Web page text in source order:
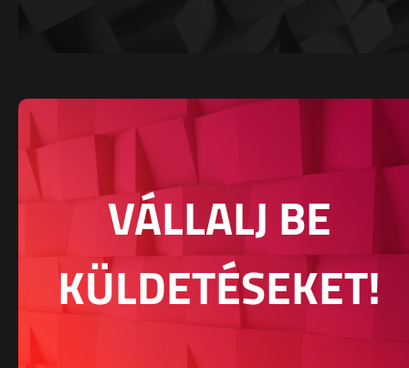
VÁLLALJ BE
KÜLDETÉSEKET!